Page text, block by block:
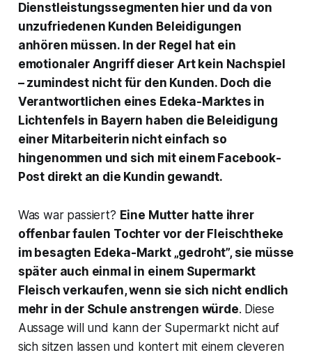
Dienstleistungssegmenten hier und da von
unzufriedenen Kunden Beleidigungen
anhören müssen. In der Regel hat ein
emotionaler Angriff dieser Art kein Nachspiel
– zumindest nicht für den Kunden. Doch die
Verantwortlichen eines Edeka-Marktes in
Lichtenfels in Bayern haben die Beleidigung
einer Mitarbeiterin nicht einfach so
hingenommen und sich mit einem Facebook-
Post direkt an die Kundin gewandt.
Was war passiert? Eine Mutter hatte ihrer
offenbar faulen Tochter vor der Fleischtheke
im besagten Edeka-Markt „gedroht”, sie müsse
später auch einmal in einem Supermarkt
Fleisch verkaufen, wenn sie sich nicht endlich
mehr in der Schule anstrengen würde. Diese
Aussage will und kann der Supermarkt nicht auf
sich sitzen lassen und kontert mit einem cleveren